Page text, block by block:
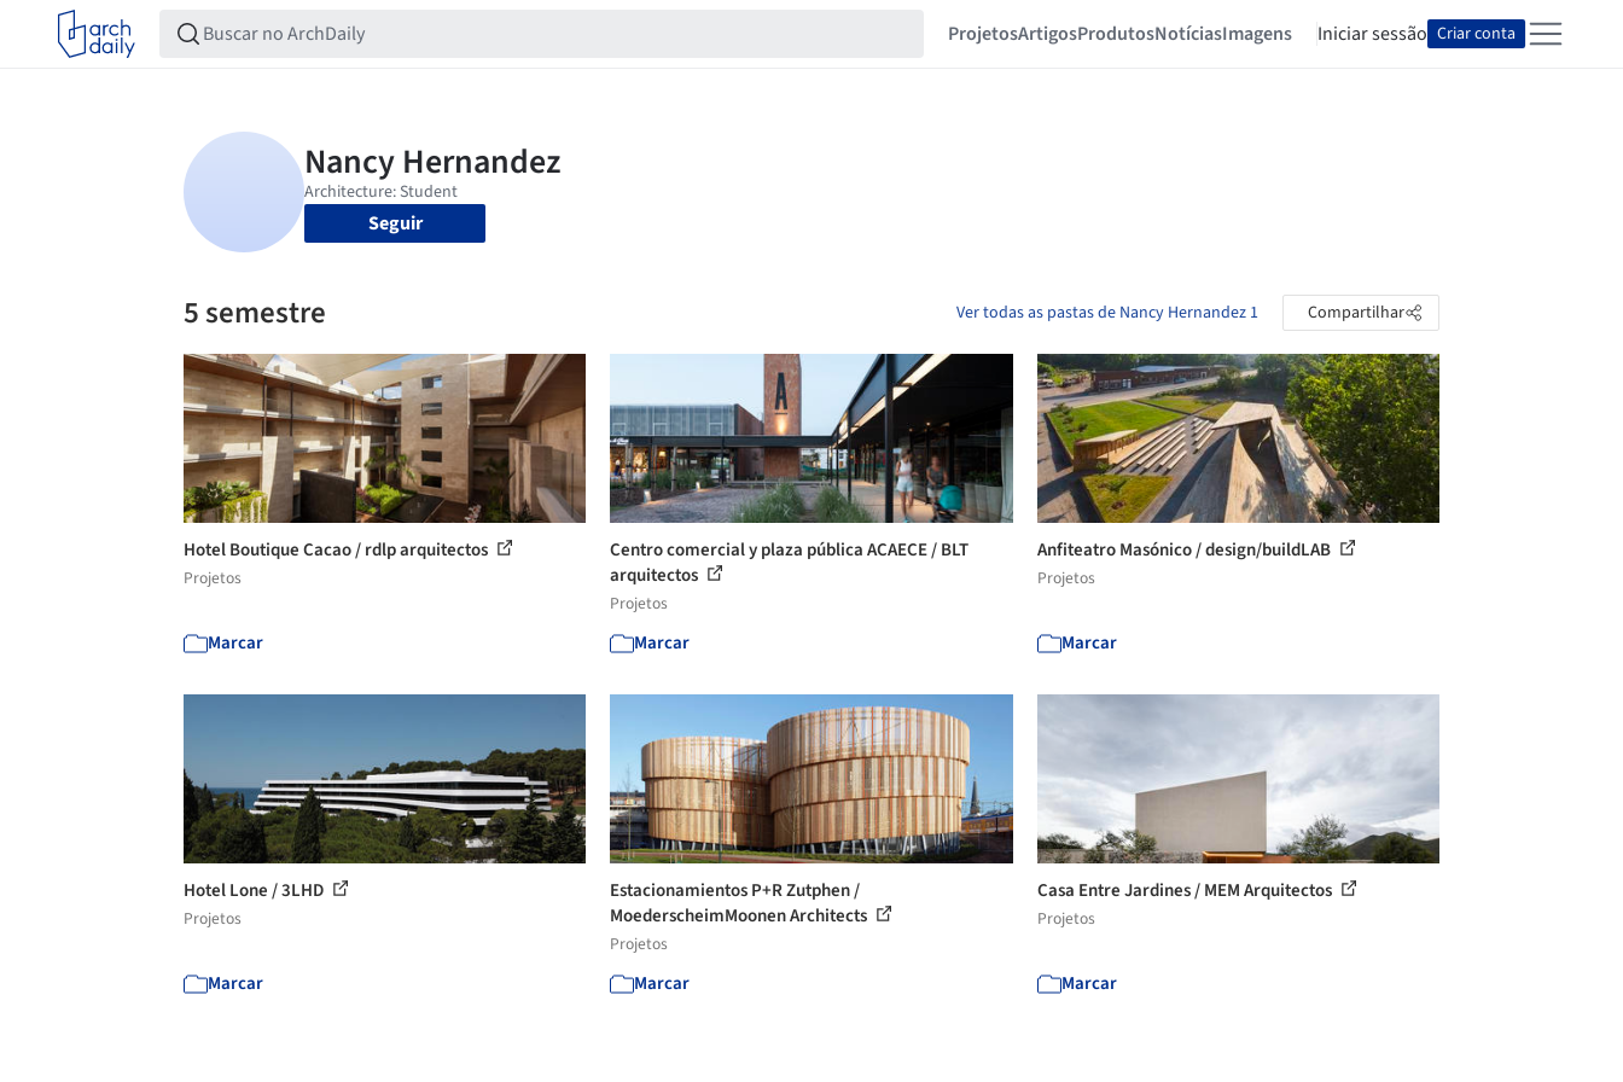
ProjetosArtigosProdutosNotíciasImagens Iniciar sessão Criar conta
Seguir
5 semestre Ver todas as pastas de Nancy Hernandez 1 Compartilhar
Hotel Boutique Cacao / rdlp arquitectos
Projetos
Marcar
Centro comercial y plaza pública ACAECE / BLT
arquitectos
Projetos
Marcar
Anfiteatro Masónico / design/buildLAB
Projetos
Marcar
Hotel Lone / 3LHD
Projetos
Marcar
Estacionamientos P+R Zutphen /
MoederscheimMoonen Architects
Projetos
Marcar
Casa Entre Jardines / MEM Arquitectos
Projetos
Marcar